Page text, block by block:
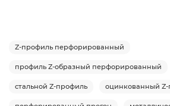
Z-профиль перфорированный
профиль Z-образный перфорированный
стальной Z-профиль оцинкованный